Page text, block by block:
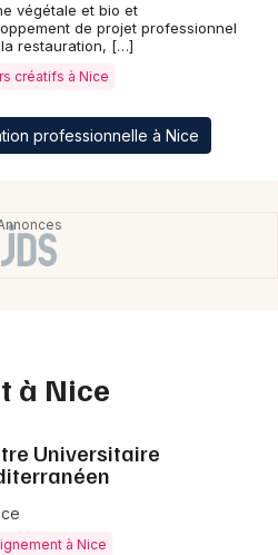
végétale et bio et
de projet professionnel
restauration, […]
créatifs à Nice
professionnelle à Nice
à Nice
Universitaire
à Nice